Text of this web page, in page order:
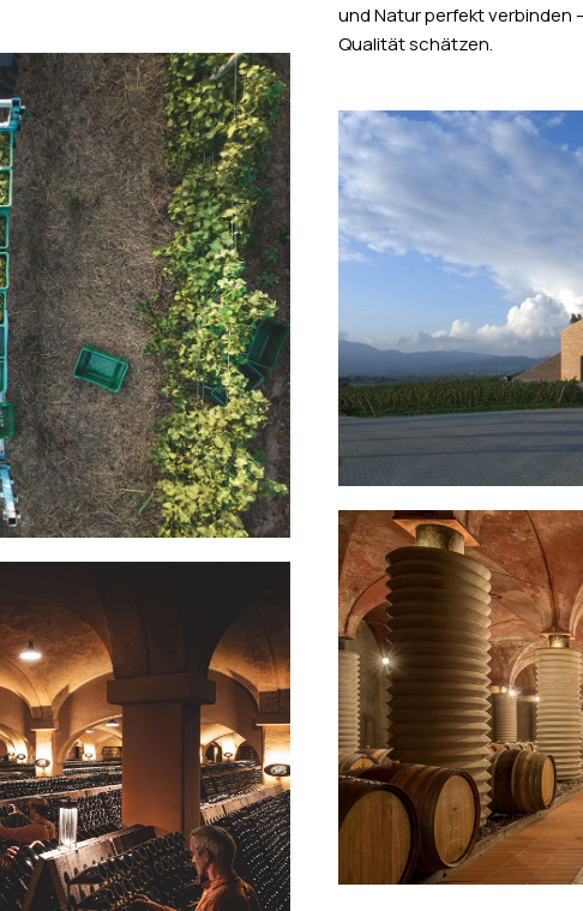
und Natur perfekt verbinden
Qualität schätzen.